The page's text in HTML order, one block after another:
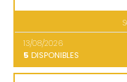
13/08/2026
5 DISPONIBLES